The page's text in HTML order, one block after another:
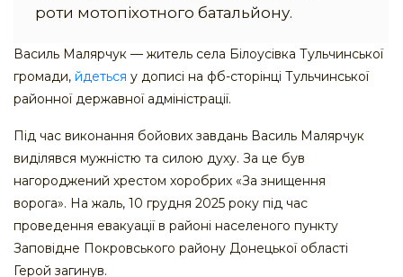
роти мотопіхотного батальйону.
Василь Малярчук — житель села Білоусівка Тульчинської
громади, йдеться у дописі на фб-сторінці Тульчинської
районної державної адміністрації.
Під час виконання бойових завдань Василь Малярчук
виділявся мужністю та силою духу. За це був
нагороджений хрестом хоробрих «За знищення
ворога». На жаль, 10 грудня 2025 року під час
проведення евакуації в районі населеного пункту
Заповідне Покровського району Донецької області
Герой загинув.